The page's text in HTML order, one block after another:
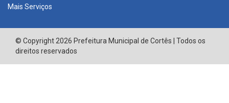
Mais Serviços
© Copyright 2026 Prefeitura Municipal de Cortês | Todos os
direitos reservados